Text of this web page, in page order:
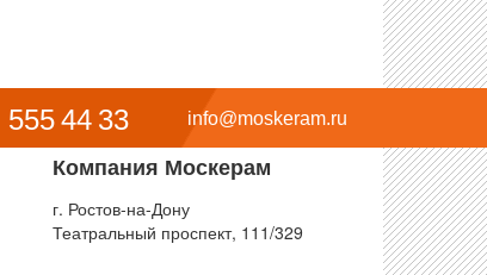
info@moskeram.ru
555 44 33
Компания Москерам
г. Ростов-на-Дону
Театральный проспект, 111/329